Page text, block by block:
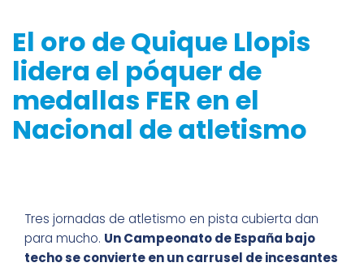
El oro de Quique Llopis
lidera el póquer de
medallas FER en el
Nacional de atletismo
Tres jornadas de atletismo en pista cubierta dan
para mucho. Un Campeonato de España bajo
techo se convierte en un carrusel de incesantes